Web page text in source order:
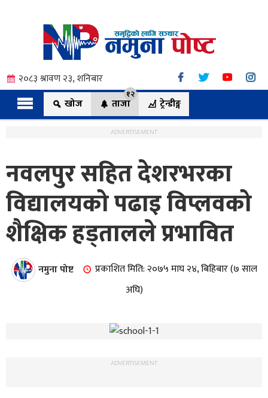
२०८३ श्रावण २३, शनिबार
खोज
ताजा
१२
ट्रेन्डीङ्ग
ADVERTISEMENT
नवलपुर सहित देशरभरका
विद्यालयको पढाइ विप्लवको
शैक्षिक हड्तालले प्रभावित
नमुना पोष्ट
प्रकाशित मिति: २०७५ माघ २४, बिहिबार (७ साल
अघि)
ADVERTISEMENT